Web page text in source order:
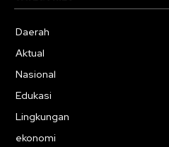
Daerah
Aktual
Nasional
Edukasi
Lingkungan
ekonomi